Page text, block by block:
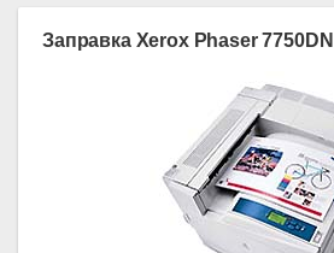
Заправка Xerox Phaser 7750DN